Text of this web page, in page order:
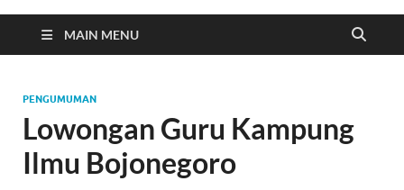
MAIN MENU
PENGUMUMAN
Lowongan Guru Kampung
Ilmu Bojonegoro